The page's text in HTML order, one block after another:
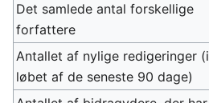
Det samlede antal forskellige
forfattere
Antallet af nylige redigeringer (i
løbet af de seneste 90 dage)